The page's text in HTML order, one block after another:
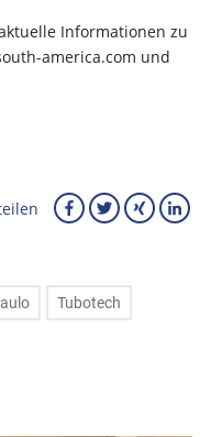
Informationen zu
america.com und
Tubotech